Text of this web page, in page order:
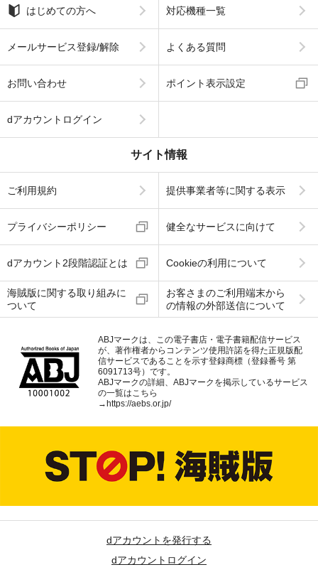
はじめての方へ 対応機種一覧
メールサービス登録/解除 よくある質問
お問い合わせ ポイント表示設定
dアカウントログイン
サイト情報
ご利用規約 提供事業者等に関する表示
プライバシーポリシー 健全なサービスに向けて
dアカウント2段階認証とは Cookieの利用について
海賊版に関する取り組みに
ついて
お客さまのご利用端末から
の情報の外部送信について
ABJマークは、この電子書店・電子書籍配信サービス
が、著作権者からコンテンツ使用許諾を得た正規版配
信サービスであることを示す登録商標（登録番号 第
6091713号）です。
ABJマークの詳細、ABJマークを掲示しているサービス
の一覧はこちら
→https://aebs.or.jp/
dアカウントを発行する
dアカウントログイン